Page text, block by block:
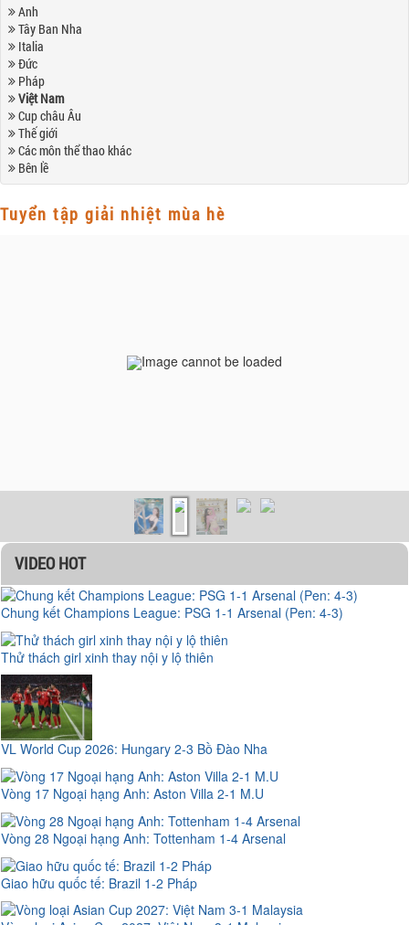
Anh
Tây Ban Nha
Italia
Đức
Pháp
Việt Nam
Cup châu Âu
Thế giới
Các môn thể thao khác
Bên lề
Tuyển tập giải nhiệt mùa hè
Image cannot be loaded
VIDEO HOT
Chung kết Champions League: PSG 1-1 Arsenal (Pen: 4-3)
Thử thách girl xinh thay nội y lộ thiên
VL World Cup 2026: Hungary 2-3 Bồ Đào Nha
Vòng 17 Ngoại hạng Anh: Aston Villa 2-1 M.U
Vòng 28 Ngoại hạng Anh: Tottenham 1-4 Arsenal
Giao hữu quốc tế: Brazil 1-2 Pháp